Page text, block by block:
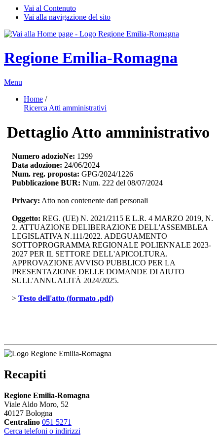
Vai al Contenuto
Vai alla navigazione del sito
Regione Emilia-Romagna
Menu
Home /
Ricerca Atti amministrativi
Dettaglio Atto amministrativo
Numero adozioNe: 1299
Data adozione: 24/06/2024
Num. reg. proposta: GPG/2024/1226
Pubblicazione BUR: Num. 222 del 08/07/2024
Privacy: Atto non contenente dati personali
Oggetto: REG. (UE) N. 2021/2115 E L.R. 4 MARZO 2019, N.
2. ATTUAZIONE DELIBERAZIONE DELL'ASSEMBLEA
LEGISLATIVA N.111/2022. ADEGUAMENTO
SOTTOPROGRAMMA REGIONALE POLIENNALE 2023-
2027 PER IL SETTORE DELL'APICOLTURA.
APPROVAZIONE AVVISO PUBBLICO PER LA
PRESENTAZIONE DELLE DOMANDE DI AIUTO
SULL'ANNUALITÀ 2024/2025.
> Testo dell'atto (formato .pdf)
Recapiti
Regione Emilia-Romagna
Viale Aldo Moro, 52
40127 Bologna
Centralino 051 5271
Cerca telefoni o indirizzi